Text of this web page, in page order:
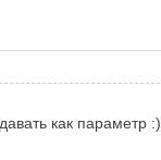
как параметр :)